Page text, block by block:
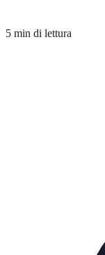
5 min di lettura